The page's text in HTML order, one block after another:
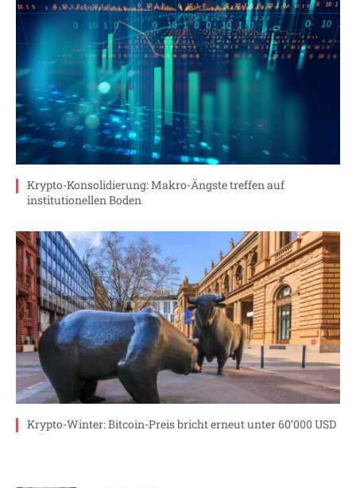
Krypto-Konsolidierung: Makro-Ängste treffen auf
institutionellen Boden
Krypto-Winter: Bitcoin-Preis bricht erneut unter 60’000 USD